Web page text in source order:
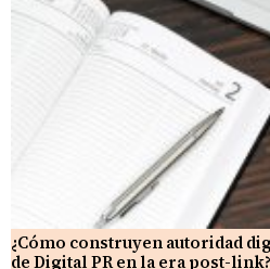
¿Cómo construyen autoridad
de Digital PR en la era post-link?